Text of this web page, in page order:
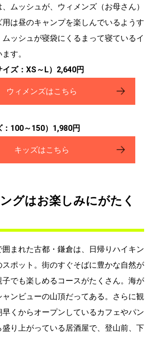
ムッシュが、ウィメンズ（お母さん）
用は昼のキャンプを楽しんでいるようす
ッシュが寝袋にくるまって寝ているイ
す。
ズ：XS～L）2,640円
ウィメンズはこちら
100～150）1,980円
キッズはこちら
グはお楽しみにがたく
まれた古都・鎌倉は、日帰りハイキン
ポット。街のすぐそばに豊かな自然が
でも楽しめるコースがたくさん。海が
ンビューの山頂だってある。さらに観
くからオープンしているカフェやパン
盛り上がっている居酒屋で、登山前、下